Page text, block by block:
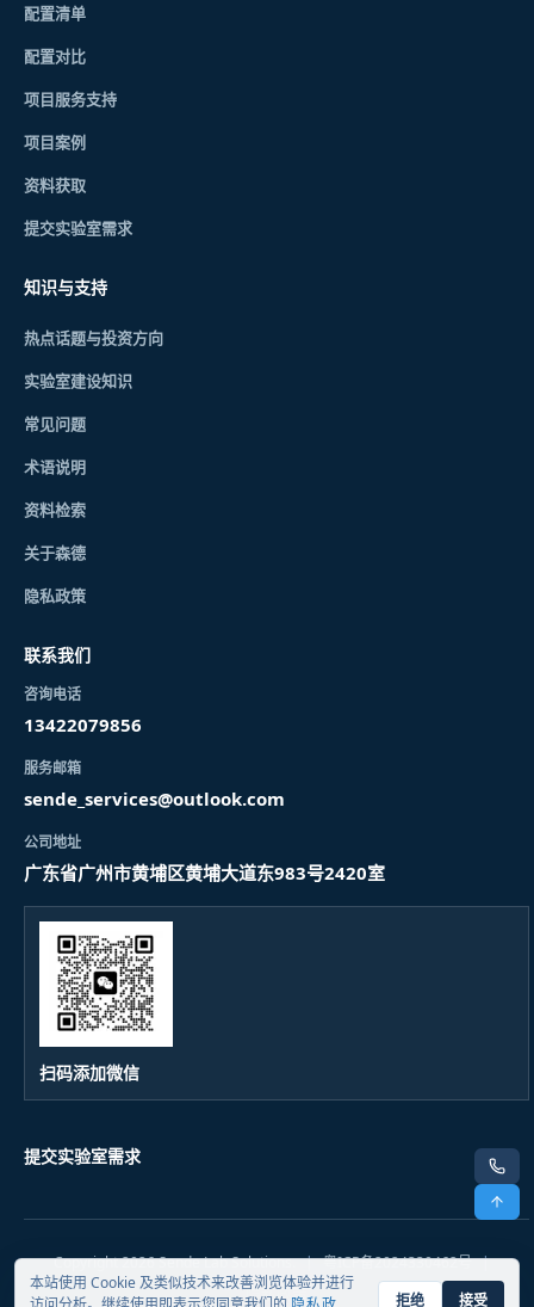
电话
顶部
本站使用 Cookie 及类似技术来改善浏览体验并进行
拒绝 接受
配置清单
配置对比
项目服务支持
项目案例
资料获取
提交实验室需求
知识与支持
热点话题与投资方向
实验室建设知识
常见问题
术语说明
资料检索
关于森德
隐私政策
联系我们
咨询电话
13422079856
服务邮箱
sende_services@outlook.com
公司地址
广东省广州市黄埔区黄埔大道东983号2420室
扫码添加微信
提交实验室需求
Copyright2026Sende Lab Solutions. | 粤ICP备2024330462号 |
隐私政策